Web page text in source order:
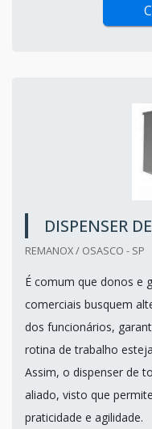
DISPENSER
REMANOX / OSASCO - SP
É comum que donos e
comerciais busquem
dos funcionários,
rotina de trabalho
Assim, o dispenser de
aliado, visto que
praticidade e agilidade.